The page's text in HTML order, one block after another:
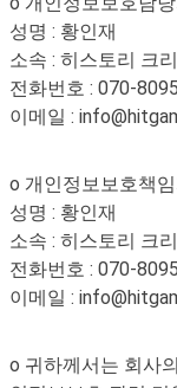
성명 : 황인재
소속 : 히스토리 크
전화번호 : 070-
이메일 :
o 개인정보보호책
성명 : 황인재
소속 : 히스토리 크
전화번호 : 070-
이메일 :
o 귀하께서는 회사